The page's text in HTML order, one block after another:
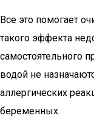
Все это помогает
такого эффекта
самостоятельного
водой не
аллергических
беременных.